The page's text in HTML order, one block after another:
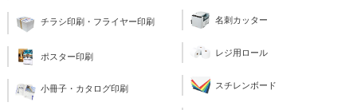
チラシ印刷・フライヤー印刷
ポスター印刷
小冊子・カタログ印刷
名刺カッター
レジ用ロール
スチレンボード